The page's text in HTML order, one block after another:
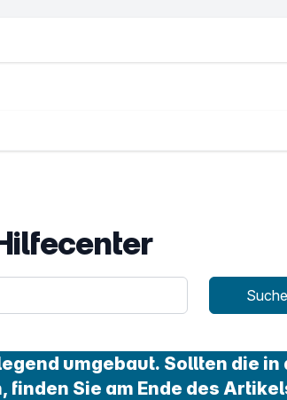
umgebaut. Sollten die in
Sie am Ende des